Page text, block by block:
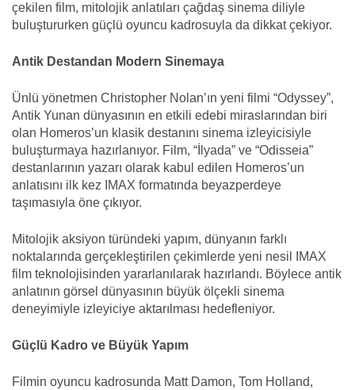
çekilen film, mitolojik anlatıları çağdaş sinema diliyle
buluştururken güçlü oyuncu kadrosuyla da dikkat çekiyor.
Antik Destandan Modern Sinemaya
Ünlü yönetmen Christopher Nolan’ın yeni filmi “Odyssey”,
Antik Yunan dünyasının en etkili edebi miraslarından biri
olan Homeros’un klasik destanını sinema izleyicisiyle
buluşturmaya hazırlanıyor. Film, “İlyada” ve “Odisseia”
destanlarının yazarı olarak kabul edilen Homeros’un
anlatısını ilk kez IMAX formatında beyazperdeye
taşımasıyla öne çıkıyor.
Mitolojik aksiyon türündeki yapım, dünyanın farklı
noktalarında gerçekleştirilen çekimlerde yeni nesil IMAX
film teknolojisinden yararlanılarak hazırlandı. Böylece antik
anlatının görsel dünyasının büyük ölçekli sinema
deneyimiyle izleyiciye aktarılması hedefleniyor.
Güçlü Kadro ve Büyük Yapım
Filmin oyuncu kadrosunda Matt Damon, Tom Holland,